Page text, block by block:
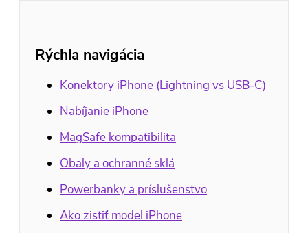
Rýchla navigácia
Konektory iPhone (Lightning vs USB-C)
Nabíjanie iPhone
MagSafe kompatibilita
Obaly a ochranné sklá
Powerbanky a príslušenstvo
Ako zistiť model iPhone